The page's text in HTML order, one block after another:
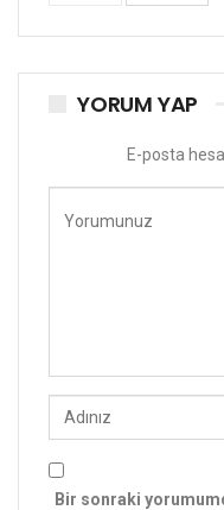
YORUM YAP
E-posta
Bir sonraki